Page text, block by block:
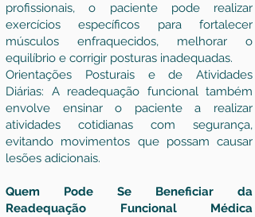
profissionais, o paciente pode realizar
exercícios específicos para fortalecer
músculos enfraquecidos, melhorar o
equilíbrio e corrigir posturas inadequadas.
Orientações Posturais e de Atividades
Diárias: A readequação funcional também
envolve ensinar o paciente a realizar
atividades cotidianas com segurança,
evitando movimentos que possam causar
lesões adicionais.
Quem Pode Se Beneficiar da
Readequação Funcional Médica